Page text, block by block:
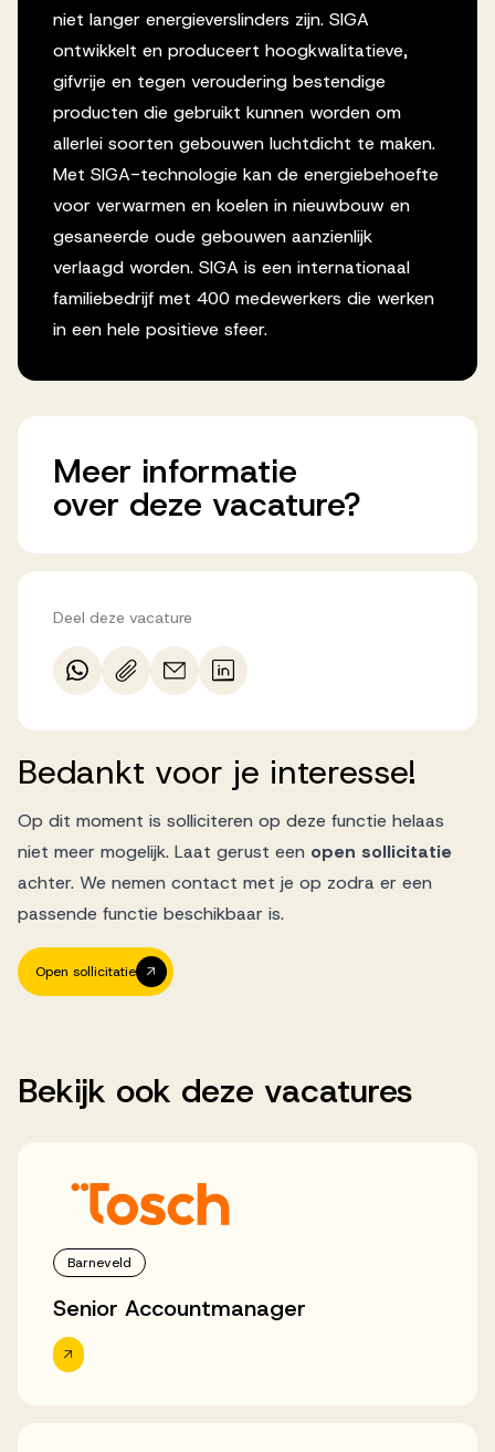
niet langer energieverslinders zijn. SIGA
ontwikkelt en produceert hoogkwalitatieve,
gifvrije en tegen veroudering bestendige
producten die gebruikt kunnen worden om
allerlei soorten gebouwen luchtdicht te maken.
Met SIGA-technologie kan de energiebehoefte
voor verwarmen en koelen in nieuwbouw en
gesaneerde oude gebouwen aanzienlijk
verlaagd worden. SIGA is een internationaal
familiebedrijf met 400 medewerkers die werken
in een hele positieve sfeer.
Meer informatie
over deze vacature?
Deel deze vacature
Bedankt voor je interesse!
Op dit moment is solliciteren op deze functie helaas
niet meer mogelijk. Laat gerust een open sollicitatie
achter. We nemen contact met je op zodra er een
passende functie beschikbaar is.
Open sollicitatie
Bekijk ook deze vacatures
Barneveld
Senior Accountmanager